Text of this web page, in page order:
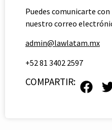
Puedes comunicarte
nuestro correo
admin@lawlatam.mx
+52 81 3402 2597
COMPARTIR: